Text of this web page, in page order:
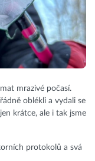
mrazivé počasí.
oblékli a vydali se
krátce, ale i tak jsme
protokolů a svá